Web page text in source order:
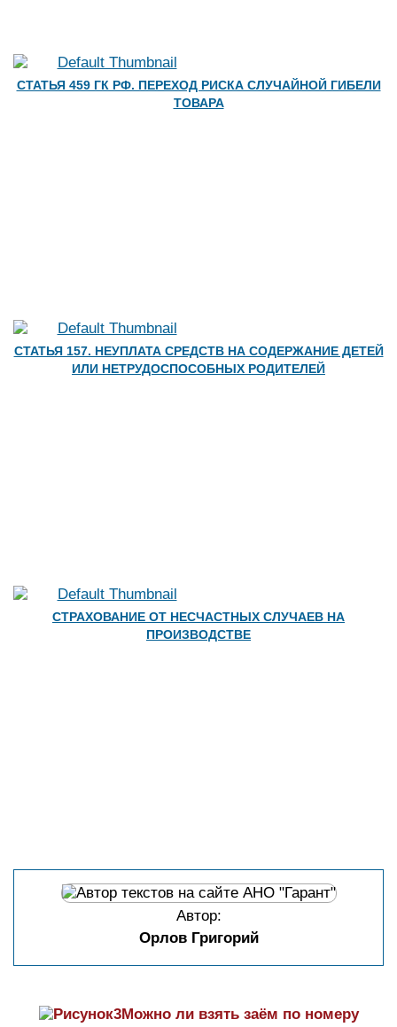
СТАТЬЯ 459 ГК РФ. ПЕРЕХОД РИСКА СЛУЧАЙНОЙ ГИБЕЛИ
ТОВАРА
СТАТЬЯ 157. НЕУПЛАТА СРЕДСТВ НА СОДЕРЖАНИЕ ДЕТЕЙ
ИЛИ НЕТРУДОСПОСОБНЫХ РОДИТЕЛЕЙ
СТРАХОВАНИЕ ОТ НЕСЧАСТНЫХ СЛУЧАЕВ НА
ПРОИЗВОДСТВЕ
Автор:
Орлов Григорий
Можно ли взять заём по номеру